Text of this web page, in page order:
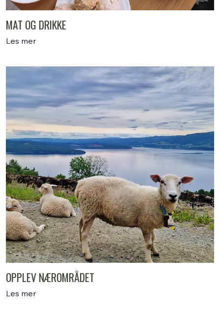
MAT OG DRIKKE
Les mer
OPPLEV NÆROMRÅDET
Les mer